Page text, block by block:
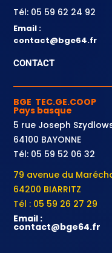
Tél: 05 59 62 24 92
Email :
contact@bge64.fr
CONTACT
BGE TEC.GE.COOP
Pays basque
5 rue Joseph
64100 BAYONNE
Tél: 05 59 52 06 32
79 avenue du
64200 BIARRITZ
Tél : 05 59 26 27 29
Email :
contact@bge64.fr